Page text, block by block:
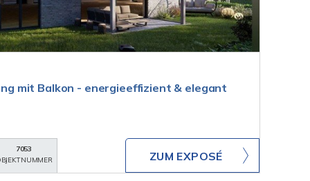
mit Balkon - energieeffizient & elegant
7053
ZUM EXPOSÉ